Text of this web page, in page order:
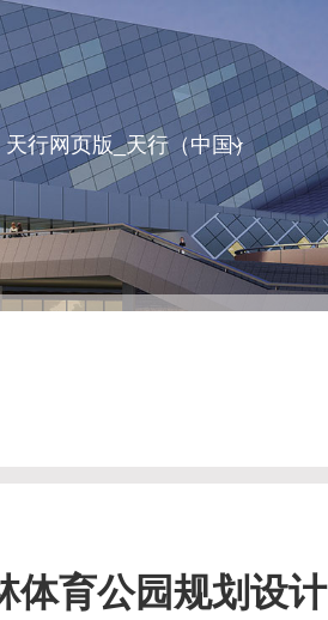
天行网页版_天行（中国）
体育公园规划设计